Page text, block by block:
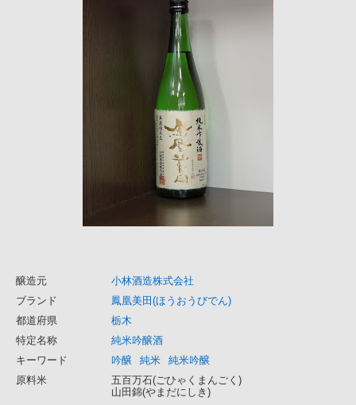
醸造元
小林酒造株式会社
ブランド
鳳凰美田(ほうおうびでん)
都道府県
栃木
特定名称
純米吟醸酒
キーワード
吟醸 純米
純米吟醸
原料米
五百万石(ごひゃくまんごく)
山田錦(やまだにしき)